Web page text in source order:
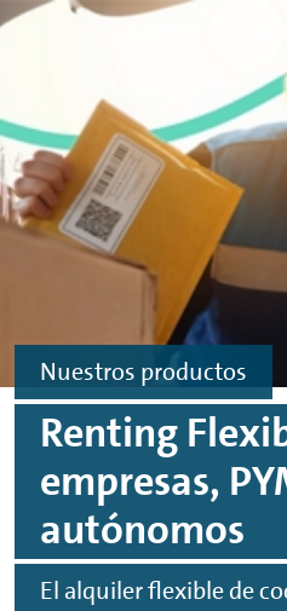
Ir al contenido principal
Nuestros productos
Renting
empresas,
autónomos
El alquiler flexible de